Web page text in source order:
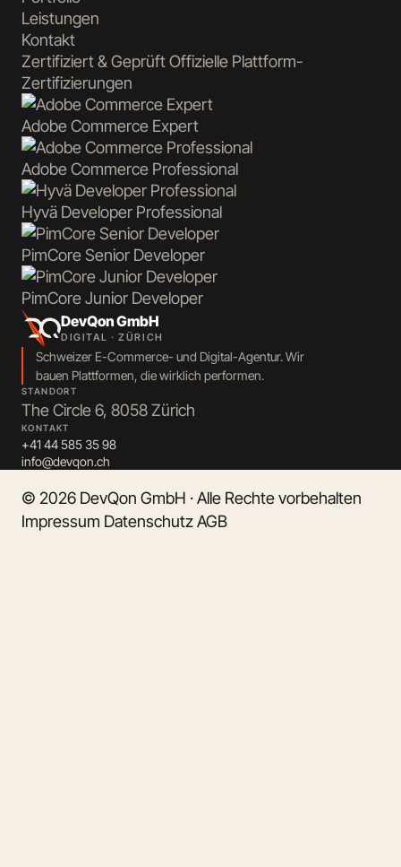
Leistungen
Kontakt
Zertifiziert & GeprüftOffizielle Plattform-
Zertifizierungen
Adobe Commerce Expert
Adobe Commerce Professional
Hyvä Developer Professional
PimCoreSenior Developer
PimCoreJunior Developer
DevQon GmbH
DIGITAL · ZÜRICH
Schweizer E-Commerce- und Digital-Agentur. Wir
bauen Plattformen, die wirklich performen.
STANDORT
The Circle 6, 8058 Zürich
KONTAKT
+41 44 585 35 98
info@devqon.ch
© 2026 DevQon GmbH · Alle Rechte vorbehalten
Impressum DatenschutzAGB